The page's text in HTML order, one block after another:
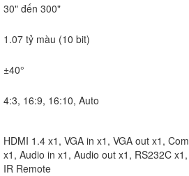
30" đến 300"
1.07 tỷ màu (10 bit)
±40°
4:3, 16:9, 16:10, Auto
HDMI 1.4 x1, VGA in x1, VGA out x1,
x1, Audio in x1, Audio out x1, RS232C
IR Remote